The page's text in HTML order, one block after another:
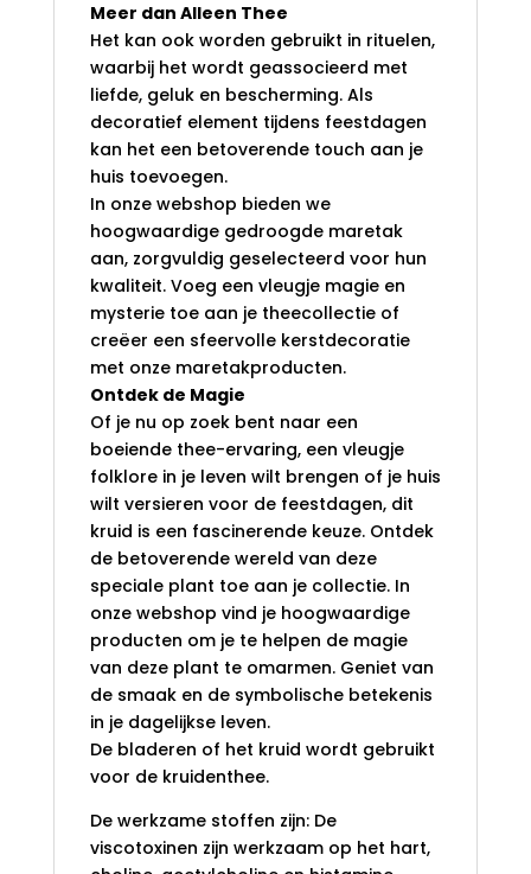
Meer dan Alleen Thee
Het kan ook worden gebruikt in rituelen,
waarbij het wordt geassocieerd met
liefde, geluk en bescherming. Als
decoratief element tijdens feestdagen
kan het een betoverende touch aan je
huis toevoegen.
In onze webshop bieden we
hoogwaardige gedroogde maretak
aan, zorgvuldig geselecteerd voor hun
kwaliteit. Voeg een vleugje magie en
mysterie toe aan je theecollectie of
creëer een sfeervolle kerstdecoratie
met onze maretakproducten.
Ontdek de Magie
Of je nu op zoek bent naar een
boeiende thee-ervaring, een vleugje
folklore in je leven wilt brengen of je huis
wilt versieren voor de feestdagen, dit
kruid is een fascinerende keuze. Ontdek
de betoverende wereld van deze
speciale plant toe aan je collectie. In
onze webshop vind je hoogwaardige
producten om je te helpen de magie
van deze plant te omarmen. Geniet van
de smaak en de symbolische betekenis
in je dagelijkse leven.
De bladeren of het kruid wordt gebruikt
voor de kruidenthee.
De werkzame stoffen zijn: De
viscotoxinen zijn werkzaam op het hart,